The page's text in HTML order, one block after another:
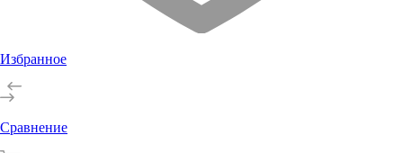
Избранное
Сравнение